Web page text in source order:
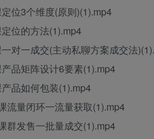
位3个维度(原则)(1).mp4
位的方法(1).mp4
对一成交(主动私聊方案成交法
品矩阵设计6要素(1).mp4
品如何包装(1).mp4
流量闭环一流量获取(1).mp4
群发售一批量成交(1).mp4